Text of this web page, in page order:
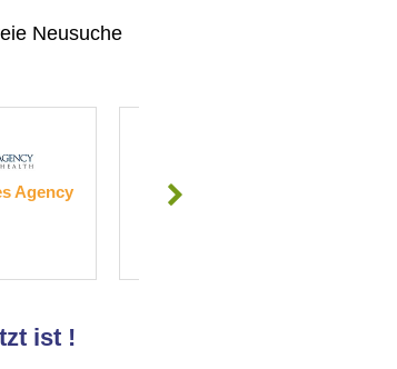
Neusuche
Thomas Prinz GmbH
ist !